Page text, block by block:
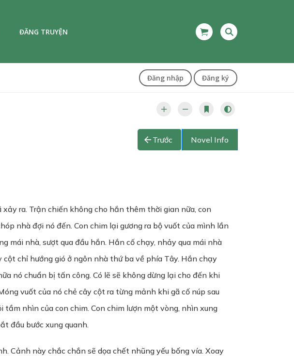
ĐĂNG TRUYỆN
Đăng nhập Đăng ký
Trước Novel Info
ra. Trận chiến không cho hắn thêm thời gian nữa, con
nhà đợi nó đến. Con chim lại gương ra bộ vuốt của mình lần
mái nhà, sượt qua đầu hắn. Hắn cố chạy, nhảy qua mái nhà
chỉ hướng gió ở ngôn nhà thứ ba về phía Tây. Hắn chạy
nó chuẩn bị tấn công. Có lẽ sẽ không dừng lại cho đến khi
vuốt của nó chẻ cây cột ra từng mảnh khi gã cố núp sau
nhìn của con chim. Con chim lượn một vòng, nhìn xung
đầu bước xung quanh.
Cảnh này chắc chắn sẽ dọa chết nhũng yếu bống vía. Xoay